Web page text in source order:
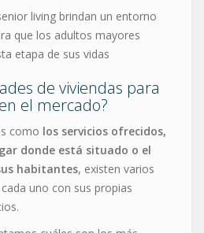
living brindan un entorno
que los adultos mayores
etapa de sus vidas
de viviendas para
el mercado?
como los servicios ofrecidos,
donde está situado o el
habitantes, existen varios
uno con sus propias